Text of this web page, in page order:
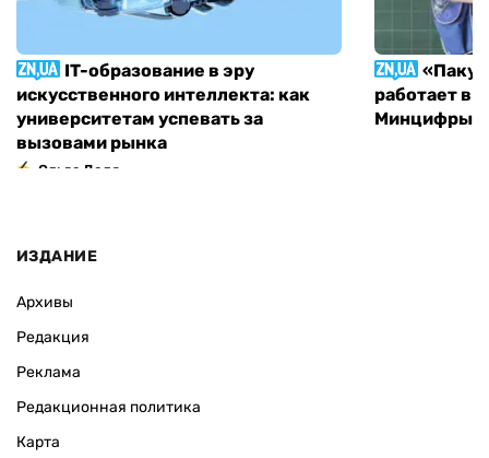
IT-образование в эру
искусственного интеллекта: как
университетам успевать за
вызовами рынка
Ольга Доля
работает в
Минцифры
ИЗДАНИЕ
Архивы
Редакция
Реклама
Редакционная политика
Карта